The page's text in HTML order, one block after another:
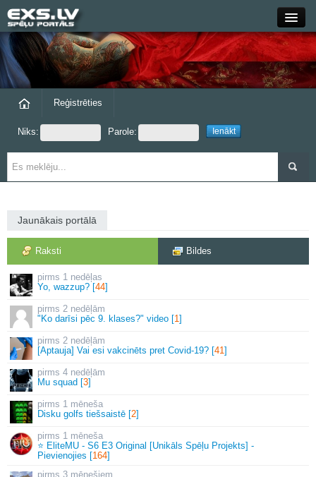
Close
Forums
Grupas
Reģistrēties
Niks: Parole:
Jaunākais portālā
Raksti Bildes
1 nedēļas
Yo, wazzup? [44]
2 nedēļām
"Ko darīsi pēc 9. klases?" video [1]
2 nedēļām
[Aptauja] Vai esi vakcinēts pret Covid-19? [41]
4 nedēļām
Mu squad [3]
1 mēneša
Disku golfs tiešsaistē [2]
1 mēneša
⭐ EliteMU - S6 E3 Original [Unikāls Spēļu Projekts] -
Pievienojies [164]
3 mēnešiem